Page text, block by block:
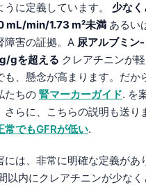
うに定義しています。 少なく
mL/min/1.73 m²未満 あるい
障害の証拠。A 尿アルブミン
gを超える クレアチニンが
も、懸念が高まります。だか
たちの 腎マーカーガイド. を
さらに、こちらの説明も送り
常でもGFRが低い.
には、非常に明確な定義があ
以内にクレアチニンが少な